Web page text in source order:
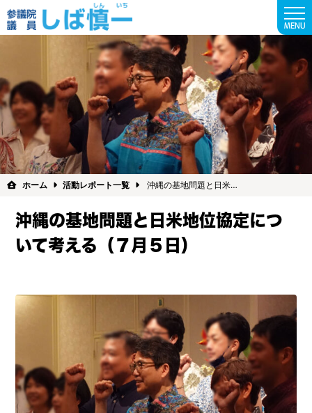
MENU
ホーム 活動レポート一覧 沖縄の基地問題と日米…
沖縄の基地問題と日米地位協定につ
いて考える（７月５日）